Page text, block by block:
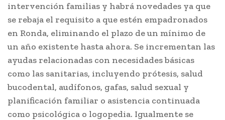
intervención familias y habrá novedades ya que
se rebaja el requisito a que estén empadronados
en Ronda, eliminando el plazo de un mínimo de
un año existente hasta ahora. Se incrementan las
ayudas relacionadas con necesidades básicas
como las sanitarias, incluyendo prótesis, salud
bucodental, audífonos, gafas, salud sexual y
planificación familiar o asistencia continuada
como psicológica o logopedia. Igualmente se